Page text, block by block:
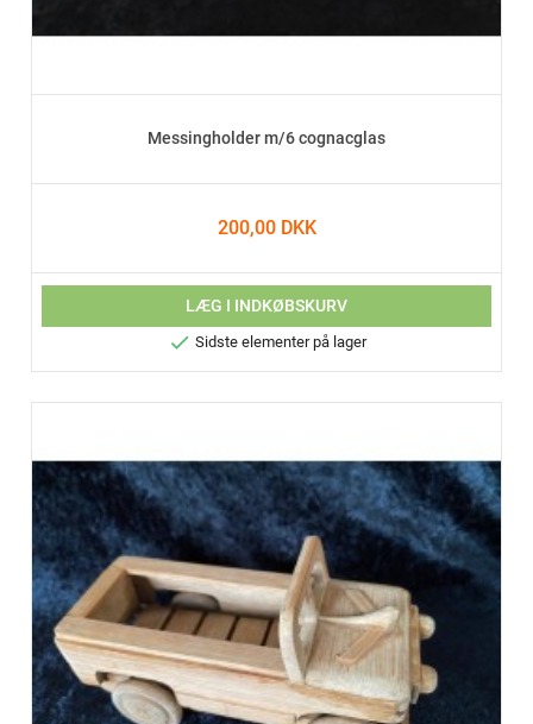
Messingholder m/6 cognacglas
200,00 DKK
LÆG I INDKØBSKURV
 Sidste elementer på lager